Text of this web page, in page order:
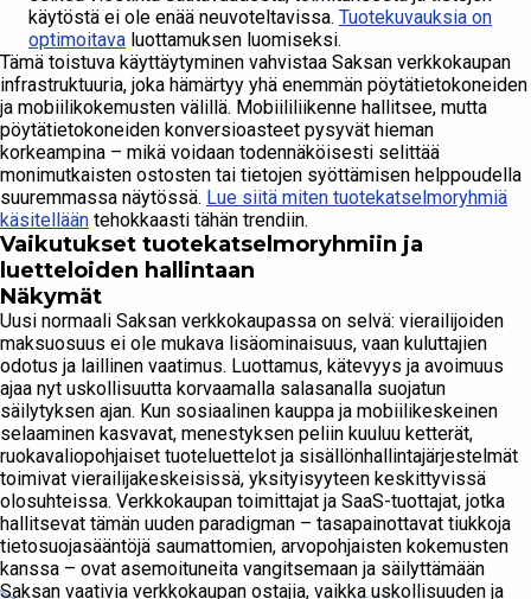
käytöstä ei ole enää neuvoteltavissa. Tuotekuvauksia on
optimoitava luottamuksen luomiseksi.
Tämä toistuva käyttäytyminen vahvistaa Saksan verkkokaupan
infrastruktuuria, joka hämärtyy yhä enemmän pöytätietokoneiden
ja mobiilikokemusten välillä. Mobiililiikenne hallitsee, mutta
pöytätietokoneiden konversioasteet pysyvät hieman
korkeampina – mikä voidaan todennäköisesti selittää
monimutkaisten ostosten tai tietojen syöttämisen helppoudella
suuremmassa näytössä. Lue siitä miten tuotekatselmoryhmiä
käsitellään tehokkaasti tähän trendiin.
Vaikutukset tuotekatselmoryhmiin ja
luetteloiden hallintaan
Näkymät
Uusi normaali Saksan verkkokaupassa on selvä: vierailijoiden
maksuosuus ei ole mukava lisäominaisuus, vaan kuluttajien
odotus ja laillinen vaatimus. Luottamus, kätevyys ja avoimuus
ajaa nyt uskollisuutta korvaamalla salasanalla suojatun
säilytyksen ajan. Kun sosiaalinen kauppa ja mobiilikeskeinen
selaaminen kasvavat, menestyksen peliin kuuluu ketterät,
ruokavaliopohjaiset tuoteluettelot ja sisällönhallintajärjestelmät
toimivat vierailijakeskeisissä, yksityisyyteen keskittyvissä
olosuhteissa. Verkkokaupan toimittajat ja SaaS-tuottajat, jotka
hallitsevat tämän uuden paradigman – tasapainottavat tiukkoja
tietosuojasääntöjä saumattomien, arvopohjaisten kokemusten
kanssa – ovat asemoituneita vangitsemaan ja säilyttämään
Saksan vaativia verkkokaupan ostajia, vaikka uskollisuuden ja